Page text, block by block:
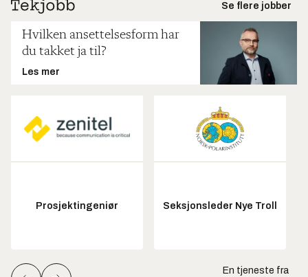
Se flere jobber
Hvilken ansettelsesform har
du takket ja til?
Les mer
Prosjektingeniør Seksjonsleder Nye Troll
En tjeneste fra